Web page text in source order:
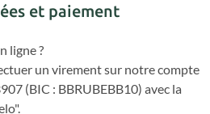
et paiement
ligne ?
un virement sur notre compte
(BIC : BBRUBEBB10) avec la